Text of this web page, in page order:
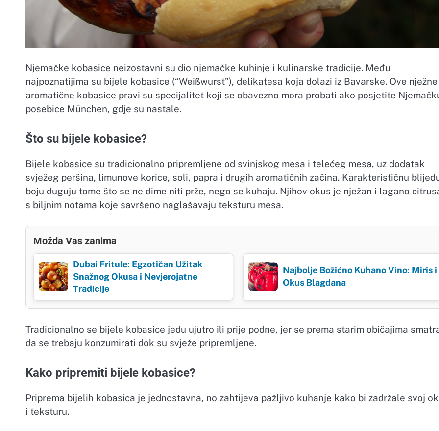
Njemačke kobasice neizostavni su dio njemačke kuhinje i kulinarske tradicije. Među
najpoznatijima su bijele kobasice (“Weißwurst”), delikatesa koja dolazi iz Bavarske. Ove
aromatične kobasice pravi su specijalitet koji se obavezno mora probati ako posjetite
posebice München, gdje su nastale.
Što su bijele kobasice?
Bijele kobasice su tradicionalno pripremljene od svinjskog mesa i telećeg mesa, uz dodatak
svježeg peršina, limunove korice, soli, papra i drugih aromatičnih začina. Karakterističnu
boju duguju tome što se ne dime niti prže, nego se kuhaju. Njihov okus je nježan i lagano
s biljnim notama koje savršeno naglašavaju teksturu mesa.
Možda Vas zanima
Dubai Fritule: Egzotičan Užitak
Snažnog Okusa i Nevjerojatne
Tradicije
Najbolje Božićno Kuhano Vino: Miris i
Okus Blagdana
Tradicionalno se bijele kobasice jedu ujutro ili prije podne, jer se prema starim običajima
da se trebaju konzumirati dok su svježe pripremljene.
Kako pripremiti bijele kobasice?
Priprema bijelih kobasica je jednostavna, no zahtijeva pažljivo kuhanje kako bi zadržale svoj
i teksturu.